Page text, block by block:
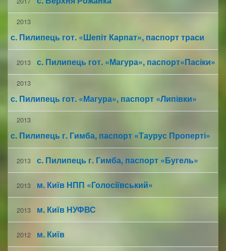
2013
с. Пилипець гот. «Шепіт Карпат», паспорт траси
2013 с. Пилипець гот. «Магура», паспорт«Пасіки»
2013
с. Пилипець гот. «Магура», паспорт «Липівки»
2013
с. Пилипець г. Гимба, паспорт «Таурус Проперті»
2013 с. Пилипець г. Гимба, паспорт «Бугель»
2013 м. Київ НПП «Голосіївський»
2013 м. Київ НУФВС
2012 м. Київ